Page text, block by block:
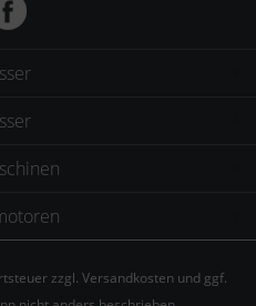
zzgl. Versandkosten und ggf.